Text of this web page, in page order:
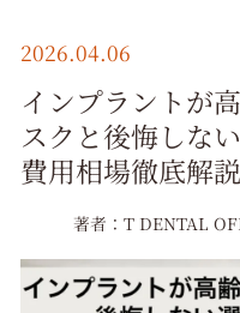
2026.04.06
インプラントが
スクと後悔しな
費用相場徹底解説
著者：T DENTAL